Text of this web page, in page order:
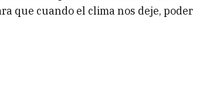
que cuando el clima nos deje, poder